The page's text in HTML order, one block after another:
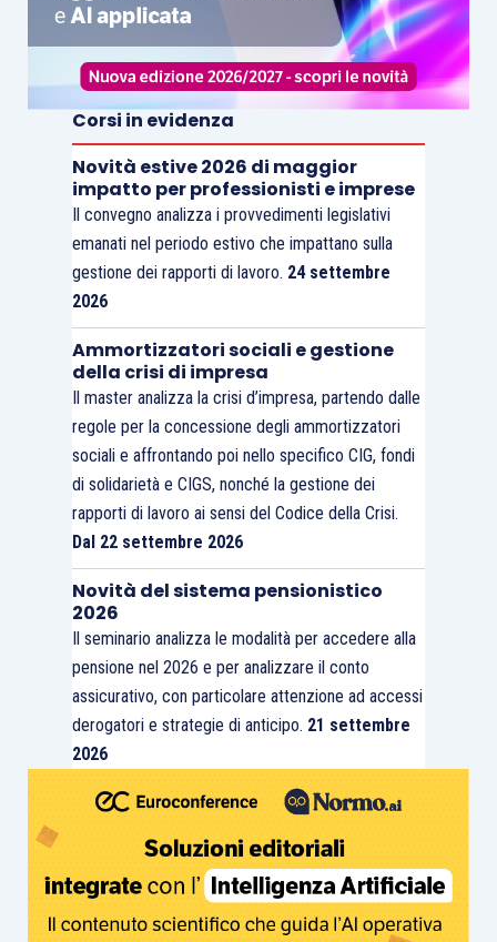
Corsi in evidenza
Novità estive 2026 di maggior
impatto per professionisti e imprese
Il convegno analizza i provvedimenti legislativi
emanati nel periodo estivo che impattano sulla
gestione dei rapporti di lavoro. 24 settembre
2026
Ammortizzatori sociali e gestione
della crisi di impresa
Il master analizza la crisi d’impresa, partendo dalle
regole per la concessione degli ammortizzatori
sociali e affrontando poi nello specifico CIG, fondi
di solidarietà e CIGS, nonché la gestione dei
rapporti di lavoro ai sensi del Codice della Crisi.
Dal 22 settembre 2026
Novità del sistema pensionistico
2026
Il seminario analizza le modalità per accedere alla
pensione nel 2026 e per analizzare il conto
assicurativo, con particolare attenzione ad accessi
derogatori e strategie di anticipo. 21 settembre
2026